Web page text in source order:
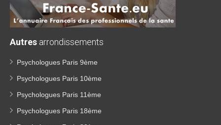
Autres arrondissements
Psychologues Paris 9ème
Psychologues Paris 10ème
Psychologues Paris 11ème
Psychologues Paris 18ème